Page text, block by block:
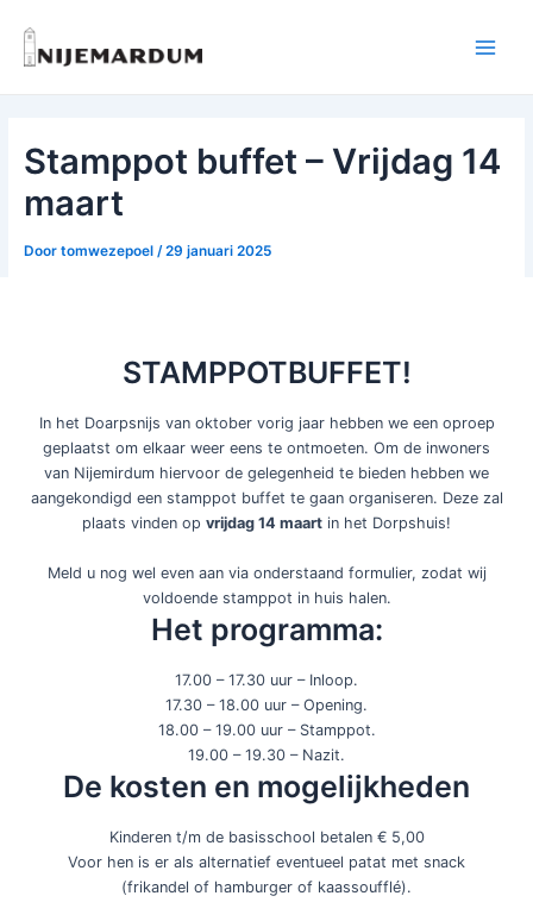
naar
Stamppot buffet – Vrijdag 14
maart
Door tomwezepoel /29 januari 2025
STAMPPOTBUFFET!
In het Doarpsnijs van oktober vorig jaar hebben we een oproep
geplaatst om elkaar weer eens te ontmoeten. Om de inwoners
van Nijemirdum hiervoor de gelegenheid te bieden hebben we
aangekondigd een stamppot buffet te gaan organiseren. Deze zal
plaats vinden op vrijdag 14 maart in het Dorpshuis!
Meld u nog wel even aan via onderstaand formulier, zodat wij
voldoende stamppot in huis halen.
Het programma:
17.00 – 17.30 uur – Inloop.
17.30 – 18.00 uur – Opening.
18.00 – 19.00 uur – Stamppot.
19.00 – 19.30 – Nazit.
De kosten en mogelijkheden
Kinderen t/m de basisschool betalen € 5,00
Voor hen is er als alternatief eventueel patat met snack
(frikandel of hamburger of kaassoufflé).